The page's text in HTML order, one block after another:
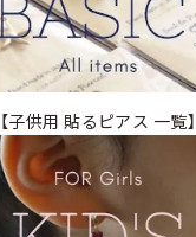
【子供用 貼るピアス 一覧】